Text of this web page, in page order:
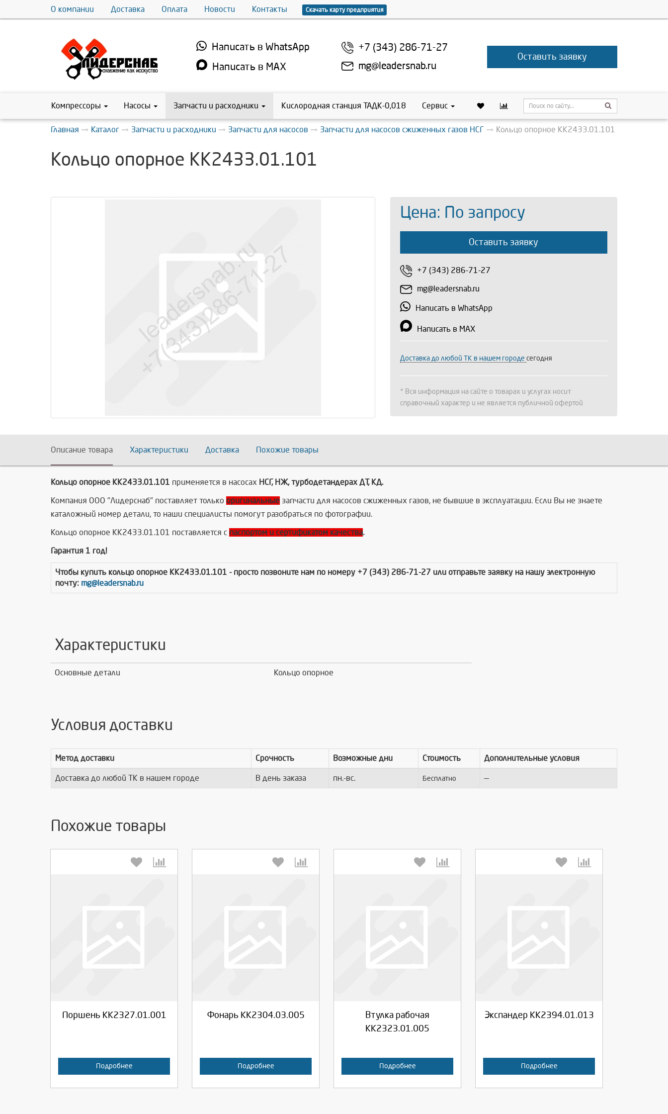
О компании Доставка Оплата Новости Контакты Скачать карту предприятия
Написать в WhatsApp
Написать в MAX
+7 (343) 286-71-27
mg@leadersnab.ru
Оставить заявку
Компрессоры Насосы Запчасти и расходники Кислородная станция ТАДК-0,018 Сервис
Главная Каталог Запчасти и расходники Запчасти для насосов Запчасти для насосов сжиженных газов НСГ Кольцо опорное КК2433.01.101
Кольцо опорное КК2433.01.101
Цена: По запросу
Оставить заявку
+7 (343) 286-71-27
mg@leadersnab.ru
Написать в WhatsApp
Написать в MAX
Доставка до любой ТК в нашем городе сегодня
* Вся информация на сайте о товарах и услугах носит
справочный характер и не является публичной офертой
Описание товара Характеристики Доставка Похожие товары
Кольцо опорное КК2433.01.101 применяется в насосах НСГ, НЖ, турбодетандерах ДТ, КД.
Компания ООО "Лидерснаб" поставляет только оригинальные запчасти для насосов сжиженных газов, не бывшие в эксплуатации. Если Вы не знаете
каталожный номер детали, то наши специалисты помогут разобраться по фотографии.
Кольцо опорное КК2433.01.101 поставляется с паспортом и сертификатом качества.
Гарантия 1 год!
Чтобы купить кольцо опорное КК2433.01.101 - просто позвоните нам по номеру +7 (343) 286-71-27 или отправьте заявку на нашу электронную
почту: mg@leadersnab.ru
Характеристики
Основные детали Кольцо опорное
Условия доставки
Метод доставки Срочность Возможные дни Стоимость Дополнительные условия
Доставка до любой ТК в нашем городе В день заказа пн.-вс. Бесплатно —
Похожие товары
Поршень КК2327.01.001
Подробнее
Фонарь КК2304.03.005
Подробнее
Втулка рабочая
КК2323.01.005
Подробнее
Экспандер КК2394.01.013
Подробнее